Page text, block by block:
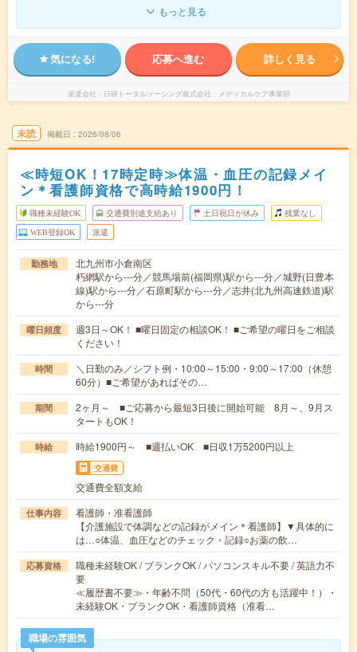
もっと見る
気になる! 応募へ進む 詳しく見る
派遣会社 日研トータルソーシング株式会社 メディカルケア事業部
未読 掲載日 2026/08/06
≪時短OK！17時定時≫体温・血圧の記録メイ
ン＊看護師資格で高時給1900円！
職種未経験OK 交通費別途支給あり 土日祝日が休み 残業なし
WEB登録OK 派遣
勤務地
北九州市小倉南区
朽網駅から---分／競馬場前(福岡県)駅から---分／城野(日豊本
線)駅から---分／石原町駅から---分／志井(北九州高速鉄道)駅
から---分
曜日頻度
週3日～OK！ ■曜日固定の相談OK！ ■ご希望の曜日をご相談
ください！
時間
＼日勤のみ／シフト例・10:00～15:00・9:00～17:00（休憩
60分）■ご希望があればその…
期間
2ヶ月～ ■ご応募から最短3日後に開始可能 8月～、9月ス
タートもOK！
時給 時給1900円～ ■週払いOK ■日収1万5200円以上
交通費
交通費全額支給
仕事内容
看護師・准看護師
【介護施設で体調などの記録がメイン＊看護師】▼具体的に
は…○体温、血圧などのチェック・記録○お薬の飲…
応募資格
職種未経験OK / ブランクOK / パソコンスキル不要 / 英語力不
要
≪履歴書不要≫・年齢不問（50代・60代の方も活躍中！）・
未経験OK・ブランクOK・看護師資格（准看…
職場の雰囲気